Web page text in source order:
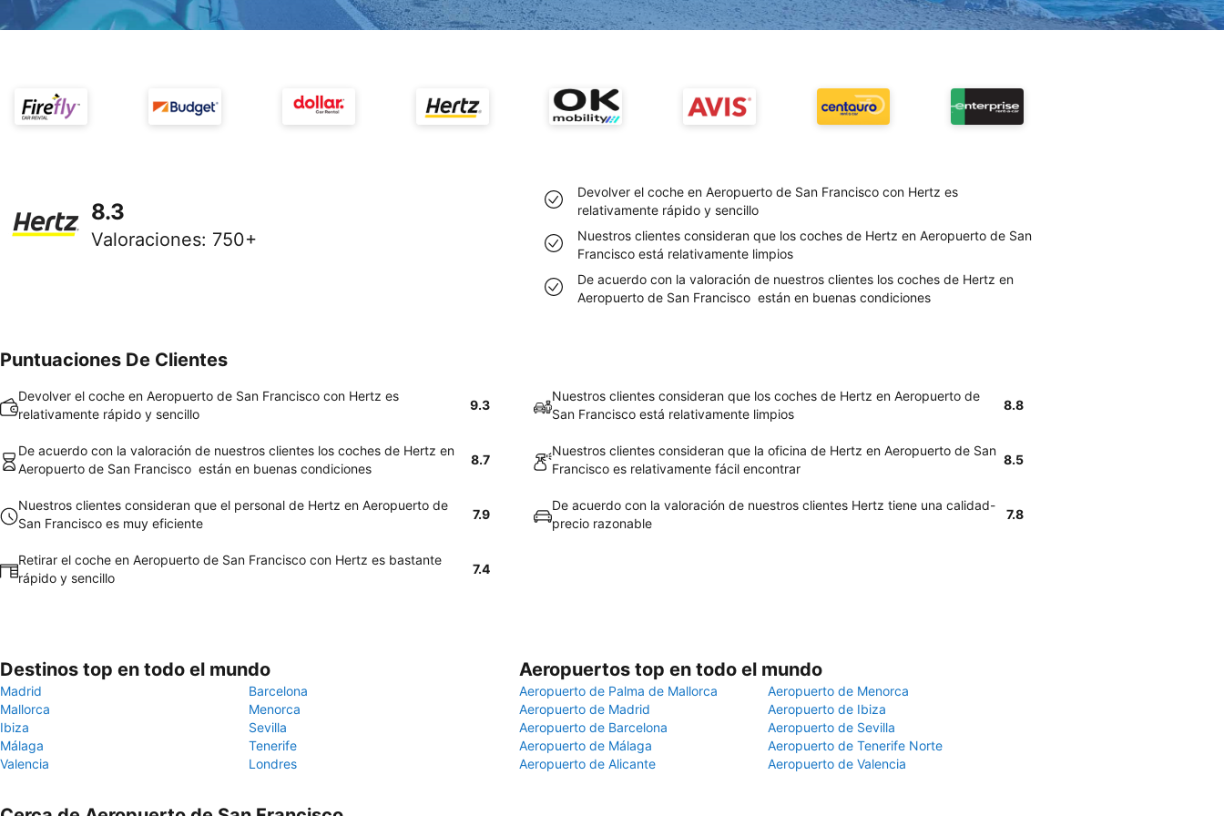
8.3
Valoraciones: 750+
Devolver el coche en Aeropuerto de San Francisco con Hertz es
relativamente rápido y sencillo
Nuestros clientes consideran que los coches de Hertz en Aeropuerto de San
Francisco está relativamente limpios
De acuerdo con la valoración de nuestros clientes los coches de Hertz en
Aeropuerto de San Francisco están en buenas condiciones
Puntuaciones De Clientes
Devolver el coche en Aeropuerto de San Francisco con Hertz es
relativamente rápido y sencillo
9.3
Nuestros clientes consideran que los coches de Hertz en Aeropuerto de
San Francisco está relativamente limpios
8.8
De acuerdo con la valoración de nuestros clientes los coches de Hertz en
Aeropuerto de San Francisco están en buenas condiciones
8.7
Nuestros clientes consideran que la oficina de Hertz en Aeropuerto de San
Francisco es relativamente fácil encontrar
8.5
Nuestros clientes consideran que el personal de Hertz en Aeropuerto de
San Francisco es muy eficiente
7.9
De acuerdo con la valoración de nuestros clientes Hertz tiene una calidad-
precio razonable
7.8
Retirar el coche en Aeropuerto de San Francisco con Hertz es bastante
rápido y sencillo
7.4
Destinos top en todo el mundo
Madrid
Barcelona
Mallorca
Menorca
Ibiza
Sevilla
Málaga
Tenerife
Valencia
Londres
Aeropuertos top en todo el mundo
Aeropuerto de Palma de Mallorca
Aeropuerto de Menorca
Aeropuerto de Madrid
Aeropuerto de Ibiza
Aeropuerto de Barcelona
Aeropuerto de Sevilla
Aeropuerto de Málaga
Aeropuerto de Tenerife Norte
Aeropuerto de Alicante
Aeropuerto de Valencia